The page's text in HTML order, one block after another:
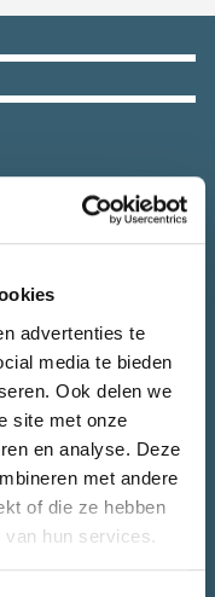
advertenties te
media te bieden
Ook delen we
site met onze
en analyse. Deze
met andere
of die ze hebben
hun services.